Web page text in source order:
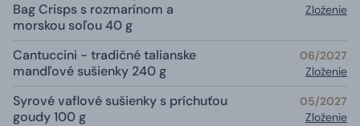
Bag Crisps s rozmarínom a
morskou soľou 40 g
Zloženie
Cantuccini - tradičné talianske
mandľové sušienky 240 g
06/2027
Zloženie
Syrové vaflové sušienky s príchuťou
goudy 100 g
05/2027
Zloženie